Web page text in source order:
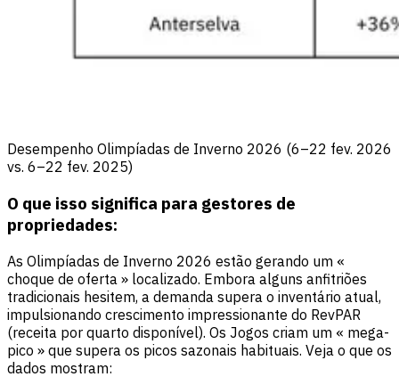
Desempenho Olimpíadas de Inverno 2026 (6–22 fev. 2026
vs. 6–22 fev. 2025)
O que isso significa para gestores de
propriedades:
As Olimpíadas de Inverno 2026 estão gerando um «
choque de oferta » localizado. Embora alguns anfitriões
tradicionais hesitem, a demanda supera o inventário atual,
impulsionando crescimento impressionante do RevPAR
(receita por quarto disponível). Os Jogos criam um « mega-
pico » que supera os picos sazonais habituais. Veja o que os
dados mostram: